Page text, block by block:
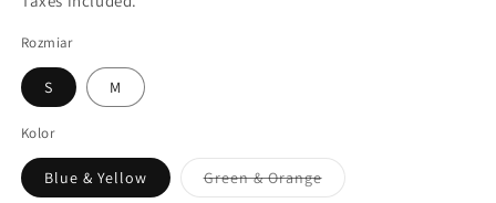
Rozmiar
S M
Kolor
Blue & Yellow Green & OrangeWariant
wyprzedany